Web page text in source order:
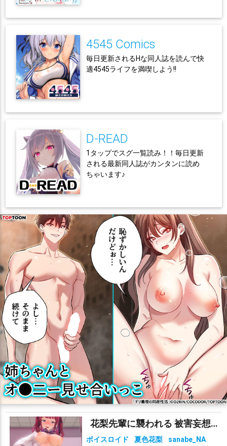
4545 Comics
毎日更新されるHな同人誌を読んで快
適4545ライフを満喫しよう!!
D-READ
1タップでスグ一覧読み！！毎日更新
される最新同人誌がカンタンに読め
ちゃいます♪
花梨先輩に襲われる 被害妄想携帯女子（笑）
ボイスロイド 夏色花梨
sanabe_NA